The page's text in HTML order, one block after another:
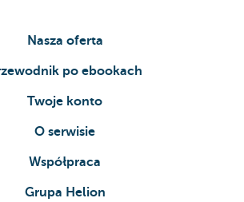
Nasza oferta
po ebookach
Twoje konto
O serwisie
Współpraca
Grupa Helion